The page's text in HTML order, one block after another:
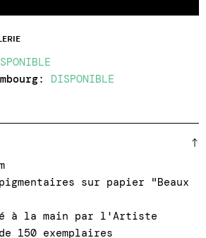
sur papier "Beaux
à la main par l'Artiste
150 exemplaires
: DISPONIBLE